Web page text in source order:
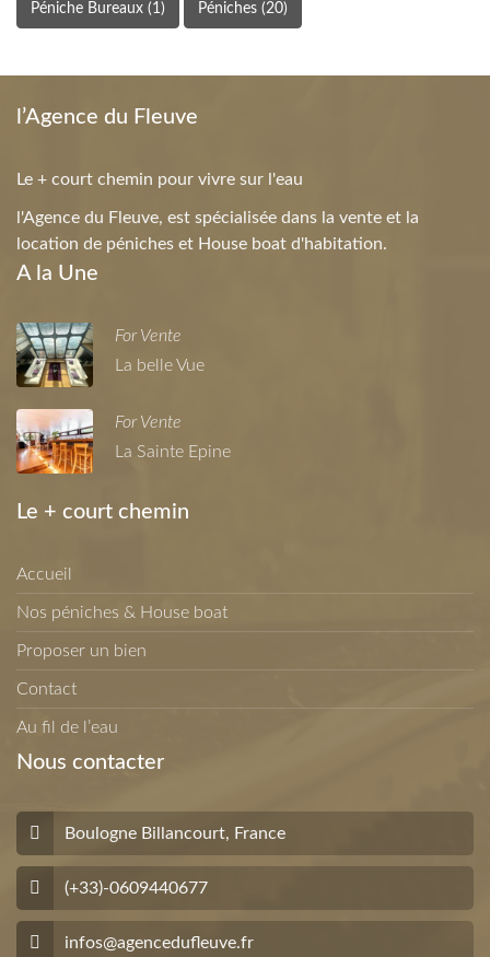
Péniche Bureaux (1) Péniches (20)
l’Agence du Fleuve
Le + court chemin pour vivre sur l'eau
l'Agence du Fleuve, est spécialisée dans la vente et la
location de péniches et House boat d'habitation.
A la Une
For Vente
La belle Vue
For Vente
La Sainte Epine
Le + court chemin
Accueil
Nos péniches & House boat
Proposer un bien
Contact
Au fil de l’eau
Nous contacter
Boulogne Billancourt, France
(+33)-0609440677
infos@agencedufleuve.fr